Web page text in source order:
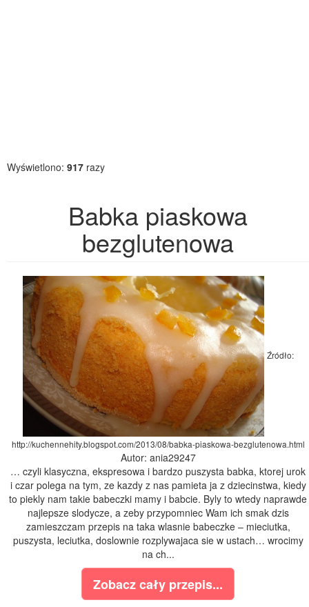
Wyświetlono: 917 razy
Babka piaskowa
bezglutenowa
Źródło:
http://kuchennehity.blogspot.com/2013/08/babka-piaskowa-bezglutenowa.html
Autor: ania29247
… czyli klasyczna, ekspresowa i bardzo puszysta babka, ktorej urok
i czar polega na tym, ze kazdy z nas pamieta ja z dziecinstwa, kiedy
to piekly nam takie babeczki mamy i babcie. Byly to wtedy naprawde
najlepsze slodycze, a zeby przypomniec Wam ich smak dzis
zamieszczam przepis na taka wlasnie babeczke – mieciutka,
puszysta, leciutka, doslownie rozplywajaca sie w ustach… wrocimy
na ch...
Zobacz cały przepis...